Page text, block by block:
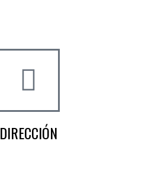
DIRECCIÓN